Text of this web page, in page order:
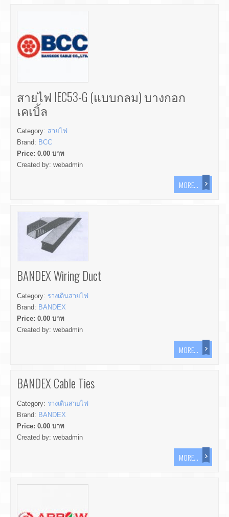
สายไฟ IEC53-G (แบบกลม) บางกอก
เคเบิ้ล
Category: สายไฟ
Brand: BCC
Price: 0.00 บาท
Created by: webadmin
MORE...
BANDEX Wiring Duct
Category: รางเดินสายไฟ
Brand: BANDEX
Price: 0.00 บาท
Created by: webadmin
MORE...
BANDEX Cable Ties
Category: รางเดินสายไฟ
Brand: BANDEX
Price: 0.00 บาท
Created by: webadmin
MORE...